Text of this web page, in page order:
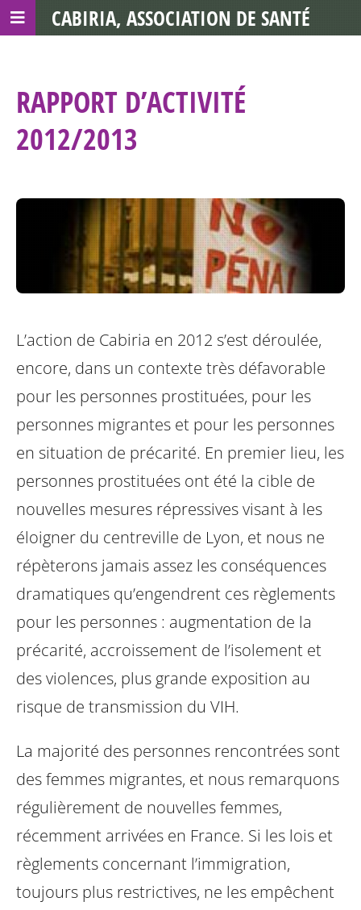
RAPPORT D’ACTIVITÉ
2012/2013
L’action de Cabiria en 2012 s’est déroulée,
encore, dans un contexte très défavorable
pour les personnes prostituées, pour les
personnes migrantes et pour les personnes
en situation de précarité. En premier lieu, les
personnes prostituées ont été la cible de
nouvelles mesures répressives visant à les
éloigner du centreville de Lyon, et nous ne
répèterons jamais assez les conséquences
dramatiques qu’engendrent ces règlements
pour les personnes : augmentation de la
précarité, accroissement de l’isolement et
des violences, plus grande exposition au
risque de transmission du VIH.
La majorité des personnes rencontrées sont
des femmes migrantes, et nous remarquons
régulièrement de nouvelles femmes,
récemment arrivées en France. Si les lois et
règlements concernant l’immigration,
toujours plus restrictives, ne les empêchent
CABIRIA, ASSOCIATION DE SANTÉ